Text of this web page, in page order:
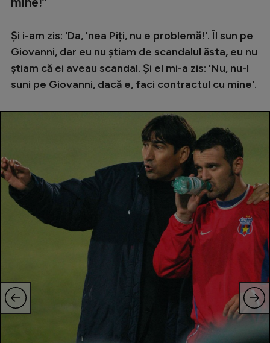
Și i-am zis: 'Da, 'nea Piți, nu e problemă!'. Îl sun pe
Giovanni, dar eu nu știam de scandalul ăsta, eu nu
știam că ei aveau scandal. Și el mi-a zis: 'Nu, nu-l
suni pe Giovanni, dacă e, faci contractul cu mine'.